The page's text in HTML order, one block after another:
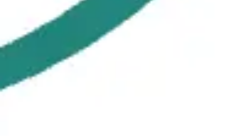
리서치 및 디자인